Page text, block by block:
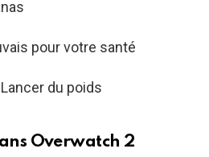
pour votre santé
Lancer du poids
Overwatch 2